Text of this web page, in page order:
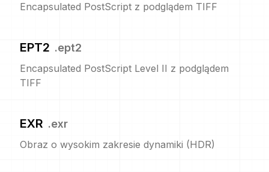
Encapsulated PostScript z podglądem TIFF
EPT2 .ept2
Encapsulated PostScript Level II z podglądem
TIFF
EXR .exr
Obraz o wysokim zakresie dynamiki (HDR)